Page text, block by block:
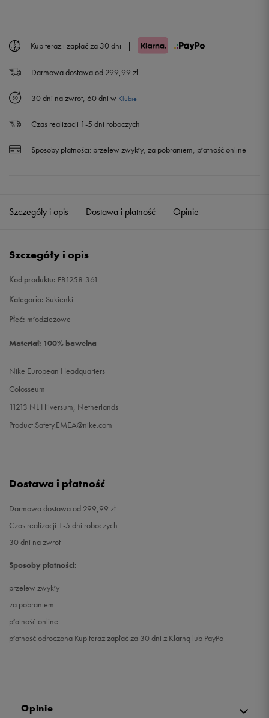
147-158
158-170
Kup teraz i zapłać za 30 dni |
Darmowa dostawa od 299,99 zł
30 dni na zwrot, 60 dni w Klubie
Czas realizacji 1-5 dni roboczych
Sposoby płatności: przelew zwykły, za pobraniem, płatność online
Szczegóły i opis Dostawa i płatność Opinie
Szczegóły i opis
Kod produktu: FB1258-361
Kategoria: Sukienki
Płeć: młodzieżowe
Materiał: 100% bawełna
Nike European Headquarters
Colosseum
11213 NL Hilversum, Netherlands
Product.Safety.EMEA@nike.com
Dostawa i płatność
Darmowa dostawa od 299,99 zł
Czas realizacji 1-5 dni roboczych
30 dni na zwrot
Sposoby płatności:
przelew zwykły
za pobraniem
płatność online
płatność odroczona Kup teraz zapłać za 30 dni z Klarną lub PayPo
Opinie